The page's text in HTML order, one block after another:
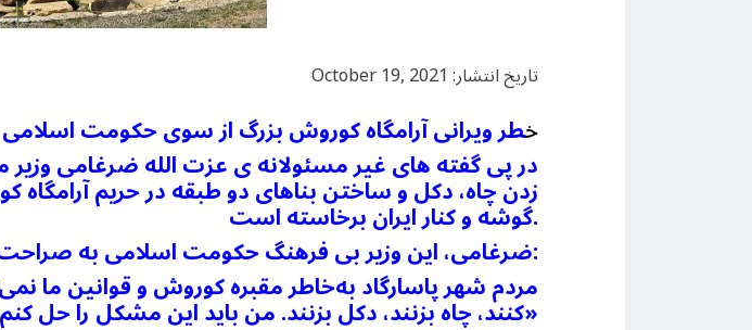
تاریخ انتشار: October 19, 2021
خطر ویرانی آرامگاه کوروش بزرگ از سوی حکومت اسلامی
در پی گفته های غیر مسئولانه ی عزت الله ضرغامی
زدن چاه، دکل و ساختن بناهای دو طبقه در حریم
گوشه و کنار ایران برخاسته است.
ضرغامی، این وزیر بی فرهنگ حکومت اسلامی به صراحت اعلام کرده است که:
کنند، چاه بزنند، دکل بزنند. من باید این مشکل را حل کنم. یک مقدار انقباض قوانین حریم‌ها را بردارم»